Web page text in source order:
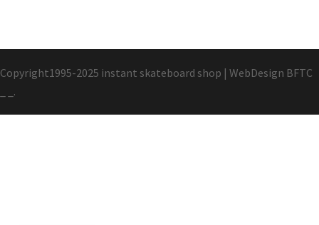
Copyright1995-2025 instant skateboard shop | WebDesign BFTC
_ _.